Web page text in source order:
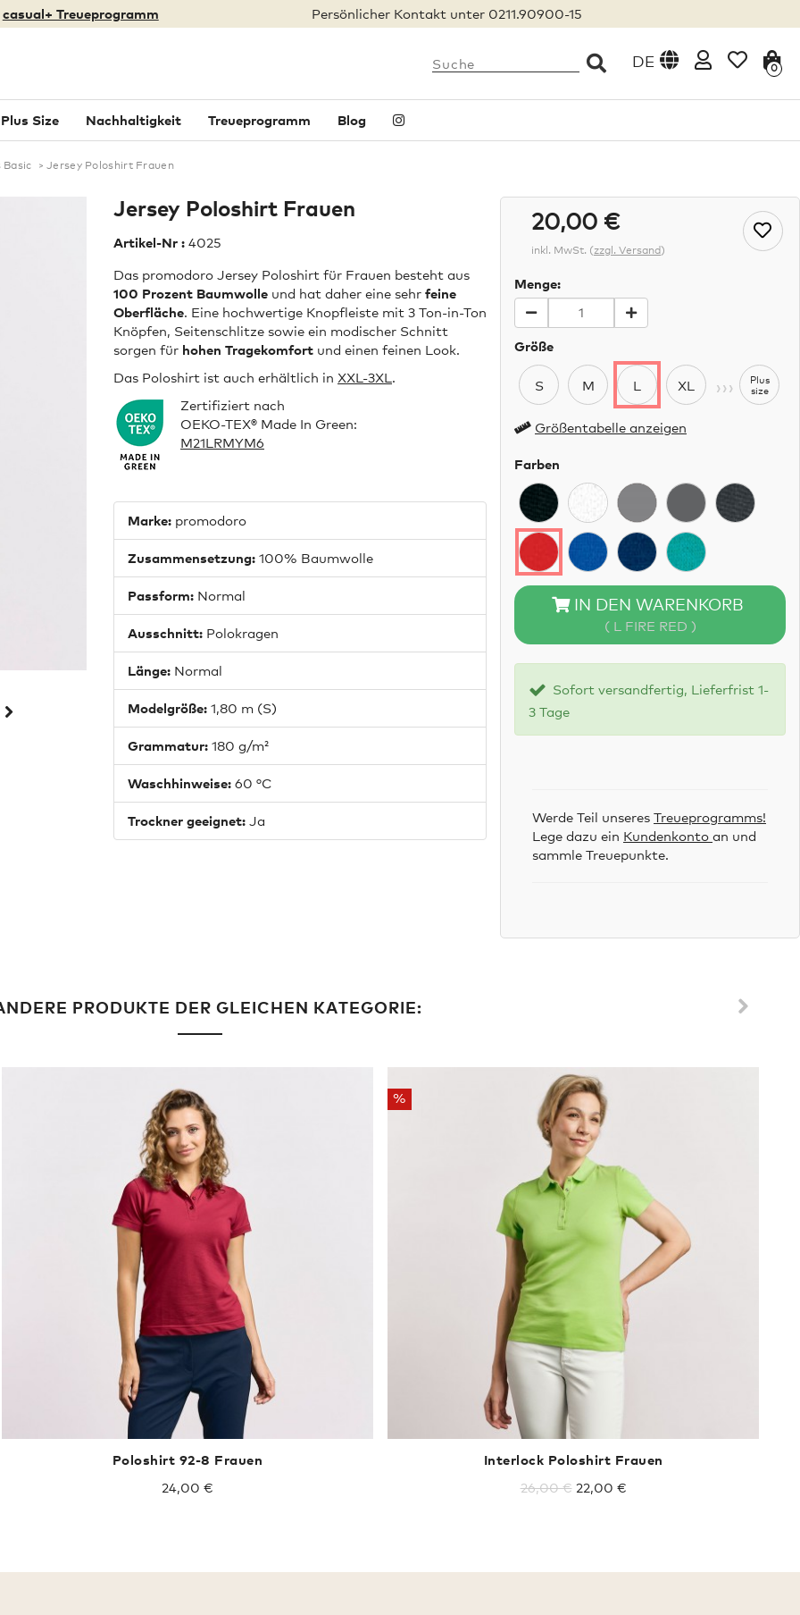
casual+ Treueprogramm Persönlicher Kontakt unter 0211.90900-15
DE 0
Plus Size Nachhaltigkeit Treueprogramm Blog
Basic > Jersey Poloshirt Frauen
20,00 €
inkl. MwSt. (zzgl. Versand)
Menge:
Größe
S M L XL ›››
Plus
size
Größentabelle anzeigen
Farben
IN DEN WARENKORB
( L FIRE RED )
Sofort versandfertig, Lieferfrist 1-
3 Tage
Werde Teil unseres Treueprogramms!
Lege dazu ein Kundenkonto an und
sammle Treuepunkte.
Jersey Poloshirt Frauen
Artikel-Nr : 4025
Das promodoro Jersey Poloshirt für Frauen besteht aus
100 Prozent Baumwolle und hat daher eine sehr feine
Oberfläche. Eine hochwertige Knopfleiste mit 3 Ton-in-Ton
Knöpfen, Seitenschlitze sowie ein modischer Schnitt
sorgen für hohen Tragekomfort und einen feinen Look.
Das Poloshirt ist auch erhältlich in XXL-3XL .
Zertifiziert nach
OEKO-TEX® Made In Green:
M21LRMYM6
Marke: promodoro
Zusammensetzung: 100% Baumwolle
Passform: Normal
Ausschnitt: Polokragen
Länge: Normal
Modelgröße: 1,80 m (S)
Grammatur: 180 g/m²
Waschhinweise: 60 °C
Trockner geeignet: Ja
PRODUKTE DER GLEICHEN KATEGORIE:
Poloshirt 92-8 Frauen
24,00 €
%
Interlock Poloshirt Frauen
26,00 € 22,00 €